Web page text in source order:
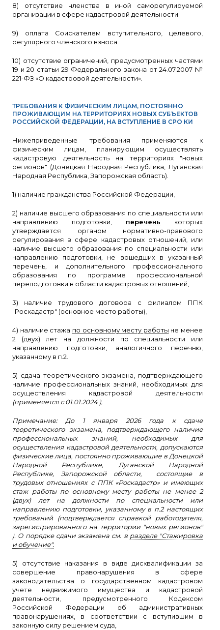
8) отсутствие членства в иной саморегулируемой
организации в сфере кадастровой деятельности.
9) оплата Соискателем вступительного, целевого,
регулярного членского взноса.
10) отсутствие ограничений, предусмотренных частями
19 и 20 статьи 29 Федерального закона от 24.07.2007 №
221-ФЗ «О кадастровой деятельности».
ТРЕБОВАНИЯ К ФИЗИЧЕСКИМ ЛИЦАМ, ПОСТОЯННО
ПРОЖИВАЮЩИМ НА ТЕРРИТОРИЯХ НОВЫХ СУБЪЕКТОВ
РОССИЙСКОЙ ФЕДЕРАЦИИ, НА ВСТУПЛЕНИЕ В СРО КИ
Нижеприведенные требования применяются к
физическим лицам, планирующим осуществлять
кадастровую деятельность на территориях "новых
регионов" (Донецкая Народная Республика, Луганская
Народная Республика, Запорожская область).
1) наличие гражданства Российской Федерации,
2) наличие высшего образования по специальности или
направлению подготовки, перечень которых
утверждается органом нормативно-правового
регулирования в сфере кадастровых отношений, или
наличие высшего образования по специальности или
направлению подготовки, не вошедших в указанный
перечень, и дополнительного профессионального
образования по программе профессиональной
переподготовки в области кадастровых отношений,
3) наличие трудового договора с филиалом ППК
"Роскадастр" (основное место работы),
4) наличие стажа по основному месту работы не менее
2 (двух) лет на должности по специальности или
направлению подготовки, аналогичного перечню,
указанному в п.2.
5) сдача теоретического экзамена, подтверждающего
наличие профессиональных знаний, необходимых для
осуществления кадастровой деятельности
(применяется с 01.01.2024 ),
Примечание: До 1 января 2026 года к сдаче
теоретического экзамена, подтверждающего наличие
профессиональных знаний, необходимых для
осуществления кадастровой деятельности, допускаются
физические лица, постоянно проживающие в Донецкой
Народной Республике, Луганской Народной
Республике, Запорожской области, состоящие в
трудовых отношениях с ППК «Роскадастр» и имеющих
стаж работы по основному месту работы не менее 2
(двух) лет на должности по специальности или
направлению подготовки, указанному в п.2 настоящих
требований (подтверждается справкой работодателя,
зарегистрированного на территории "новых регионов"
). О порядке сдачи экзамена см. в разделе "Стажировка
и обучение".
5) отсутствие наказания в виде дисквалификации за
совершение правонарушения в сфере
законодательства о государственном кадастровом
учете недвижимого имущества и кадастровой
деятельности, предусмотренного Кодексом
Российской Федерации об административных
правонарушениях, в соответствии с вступившим в
законную силу решением суда,